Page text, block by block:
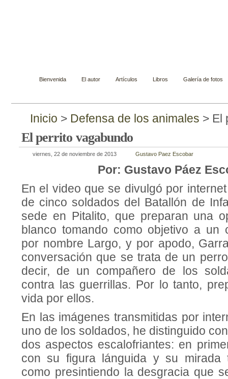
Bienvenida El autor Artículos Libros Galería de fotos
Inicio > Defensa de los animales > El
El perrito vagabundo
viernes, 22 de noviembre de 2013 Gustavo Paez Escobar
Por: Gustavo Páez
En el video que se divulgó por
de cinco soldados del Batallón de
sede en Pitalito, que preparan una
blanco tomando como objetivo a un
por nombre Largo, y por apodo,
conversación que se trata de un
decir, de un compañero de los
contra las guerrillas. Por lo tanto,
vida por ellos.
En las imágenes transmitidas por
uno de los soldados, he distinguido
dos aspectos escalofriantes: en
con su figura lánguida y su mirada
como presintiendo la desgracia que